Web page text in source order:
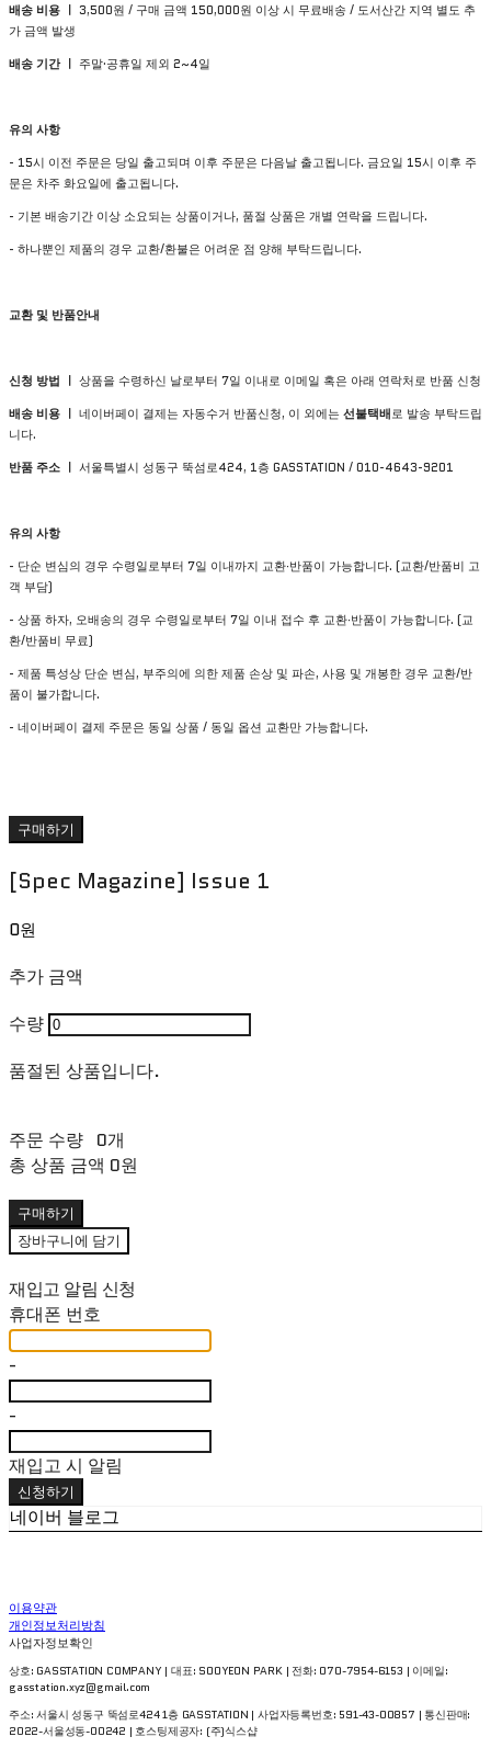
배송 비용 ㅣ 3,500원 / 구매 금액 150,000원 이상 시 무료배송 / 도서산간 지역 별도 추
가 금액 발생
배송 기간 ㅣ 주말·공휴일 제외 2~4일
유의 사항
- 15시 이전 주문은 당일 출고되며 이후 주문은 다음날 출고됩니다. 금요일 15시 이후 주
문은 차주 화요일에 출고됩니다.
- 기본 배송기간 이상 소요되는 상품이거나, 품절 상품은 개별 연락을 드립니다.
- 하나뿐인 제품의 경우 교환/환불은 어려운 점 양해 부탁드립니다.
교환 및 반품안내
신청 방법 ㅣ 상품을 수령하신 날로부터 7일 이내로 이메일 혹은 아래 연락처로 반품 신청
배송 비용 ㅣ 네이버페이 결제는 자동수거 반품신청, 이 외에는선불택배로 발송 부탁드립
니다.
반품 주소 ㅣ 서울특별시 성동구 뚝섬로424, 1층 GASSTATION / 010-4643-9201
유의 사항
- 단순 변심의 경우 수령일로부터 7일 이내까지 교환∙반품이 가능합니다. (교환/반품비 고
객 부담)
- 상품 하자, 오배송의 경우 수령일로부터 7일 이내 접수 후 교환∙반품이 가능합니다. (교
환/반품비 무료)
- 제품 특성상 단순 변심, 부주의에 의한 제품 손상 및 파손, 사용 및 개봉한 경우 교환/반
품이 불가합니다.
- 네이버페이 결제 주문은 동일 상품 / 동일 옵션 교환만 가능합니다.
구매하기
[Spec Magazine] Issue 1
0원
추가 금액
수량
품절된 상품입니다.
주문 수량 0개
총 상품 금액 0원
구매하기
장바구니에 담기
재입고 알림 신청
휴대폰 번호
-
-
재입고 시 알림
신청하기
네이버 블로그
이용약관
개인정보처리방침
사업자정보확인
상호: GASSTATION COMPANY | 대표: SOOYEON PARK | 전화: 070-7954-6153 | 이메일:
gasstation.xyz@gmail.com
주소: 서울시 성동구 뚝섬로424 1층 GASSTATION | 사업자등록번호: 591-43-00857 | 통신판매:
2022-서울성동-00242 | 호스팅제공자: (주)식스샵